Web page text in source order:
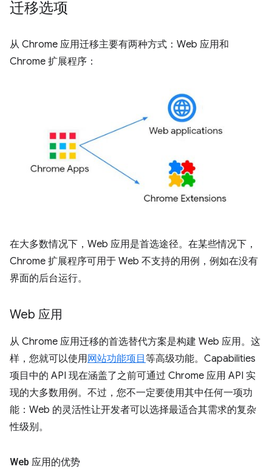
迁移选项
从 Chrome 应用迁移主要有两种方式：Web 应用和
Chrome 扩展程序：
在大多数情况下，Web 应用是首选途径。在某些情况下，
Chrome 扩展程序可用于 Web 不支持的用例，例如在没有
界面的后台运行。
Web 应用
从 Chrome 应用迁移的首选替代方案是构建 Web 应用。这
样，您就可以使用网站功能项目 等高级功能。Capabilities
项目中的 API 现在涵盖了之前可通过 Chrome 应用 API 实
现的大多数用例。不过，您不一定要使用其中任何一项功
能：Web 的灵活性让开发者可以选择最适合其需求的复杂
性级别。
Web 应用的优势